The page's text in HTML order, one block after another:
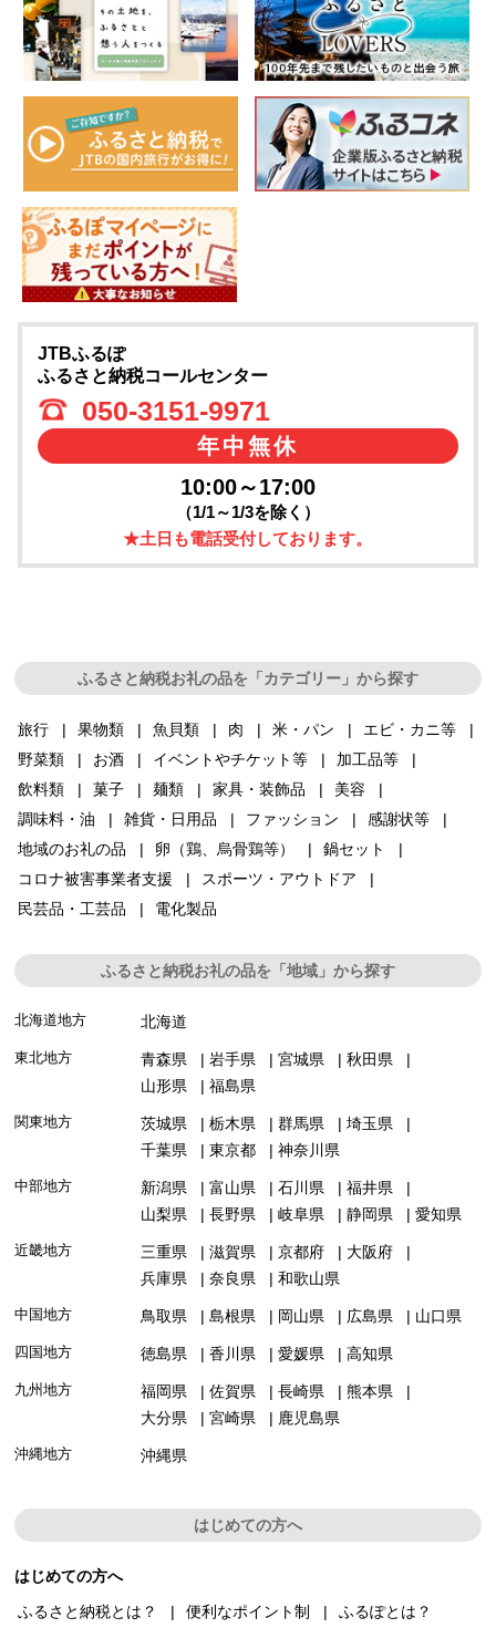
JTBふるぽ
ふるさと納税コールセンター
050-3151-9971
年中無休
10:00～17:00
（1/1～1/3を除く）
★土日も電話受付しております。
ふるさと納税お礼の品を「カテゴリー」から探す
旅行 果物類 魚貝類 肉 米・パン
エビ・カニ等
野菜類
お酒 イベントやチケット等
加工品等
飲料類
菓子 麺類 家具・装飾品
美容
調味料・油
雑貨・日用品 ファッション
感謝状等
地域のお礼の品
卵（鶏、烏骨鶏等）
鍋セット
コロナ被害事業者支援
スポーツ・アウトドア
民芸品・工芸品
電化製品
ふるさと納税お礼の品を「地域」から探す
北海道地方 北海道
東北地方 青森県 岩手県 宮城県
秋田県
山形県
福島県
関東地方 茨城県 栃木県 群馬県
埼玉県
千葉県
東京都 神奈川県
中部地方 新潟県 富山県 石川県
福井県
山梨県
長野県 岐阜県 静岡県 愛知県
近畿地方 三重県 滋賀県 京都府
大阪府
兵庫県
奈良県 和歌山県
中国地方 鳥取県 島根県 岡山県 広島県 山口県
四国地方 徳島県 香川県 愛媛県 高知県
九州地方 福岡県 佐賀県 長崎県
熊本県
大分県
宮崎県 鹿児島県
沖縄地方 沖縄県
はじめての方へ
はじめての方へ
ふるさと納税とは？
便利なポイント制 ふるぽとは？